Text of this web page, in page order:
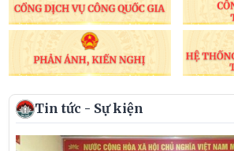
Tin tức - Sự kiện